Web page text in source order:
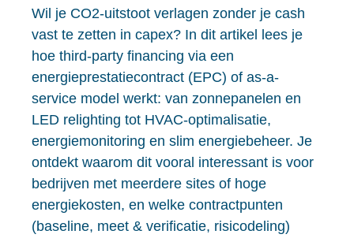
Wil je CO2-uitstoot verlagen zonder je cash
vast te zetten in capex? In dit artikel lees je
hoe third-party financing via een
energieprestatiecontract (EPC) of as-a-
service model werkt: van zonnepanelen en
LED relighting tot HVAC-optimalisatie,
energiemonitoring en slim energiebeheer. Je
ontdekt waarom dit vooral interessant is voor
bedrijven met meerdere sites of hoge
energiekosten, en welke contractpunten
(baseline, meet & verificatie, risicodeling)